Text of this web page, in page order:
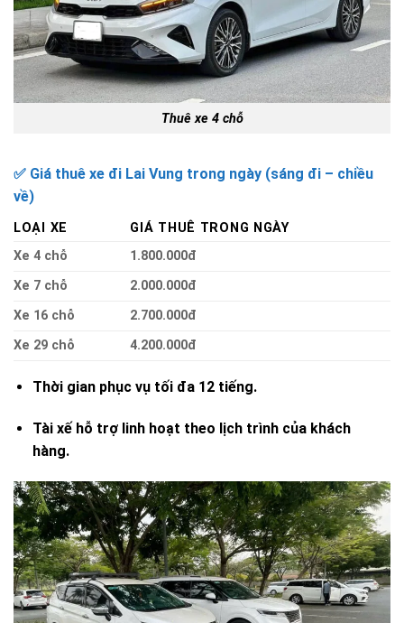
Thuê xe 4 chỗ
✅ Giá thuê xe đi Lai Vung trong ngày (sáng đi – chiều
về)
LOẠI XE
GIÁ THUÊ TRONG NGÀY
Xe 4 chỗ
1.800.000đ
Xe 7 chỗ
2.000.000đ
Xe 16 chỗ
2.700.000đ
Xe 29 chỗ
4.200.000đ
Thời gian phục vụ tối đa 12 tiếng.
Tài xế hỗ trợ linh hoạt theo lịch trình của khách
hàng.